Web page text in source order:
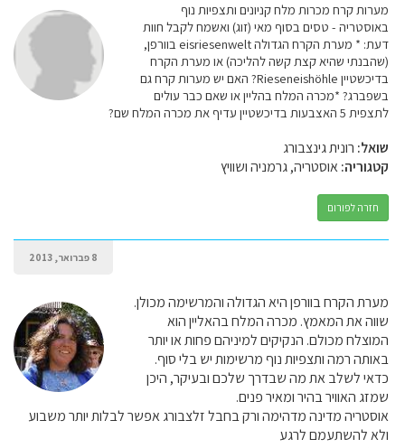
מערות קרח מכרות מלח קניונים ותצפיות נוף
באוסטריה - טסים בסוף מאי (זוג) ואשמח לקבל חוות
דעת: * מערת הקרח הגדולה eisriesenwelt בוורפן,
(שהבנתי שהיא קצת קשה להליכה) או מערת הקרח
בדיכשטיין Rieseneishöhle? האם יש מערות קרח גם
בשפברג? *מכרה המלח בהליין או שאם כבר עולים
לתצפית 5 האצבעות בדיכשטיין עדיף את מכרה המלח שם?
שואל: רונית גינצבורג
קטגוריה:אוסטריה, גרמניה ושוויץ
חזרה לפורום
8 פברואר, 2013
מערת הקרח בוורפן היא הגדולה והמרשימה מכולן.
שווה את המאמץ. מכרה המלח בהאליין הוא
המוצלח מכולם. הנקיקים למיניהם פחות או יותר
באותה רמה ותצפיות נוף מרשימות יש בלי סוף.
כדאי לשלב את מה שבדרך שלכם ובעיקר, היכן
שמזג האוויר בהיר ומאיר פנים.
אוסטריה מדינה מדהימה ורק בחבל זלצבורג אפשר לבלות יותר משבוע
ולא להשתעמם לרגע